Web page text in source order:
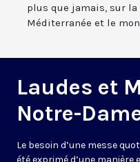
plus que jamais, sur
Méditerranée et le
Laudes et
Notre-
Le besoin d’une messe
été exprimé d’une